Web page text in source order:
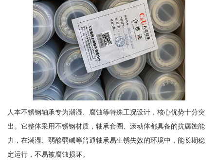
人本不锈钢轴承专为潮湿、腐蚀等特殊工况设计，核心优势十分突
出。它整体采用不锈钢材质，轴承套圈、滚动体都具备的抗腐蚀能
力，在潮湿、弱酸弱碱等普通轴承易生锈失效的环境中，能长期稳
定运行，不易被腐蚀损坏。